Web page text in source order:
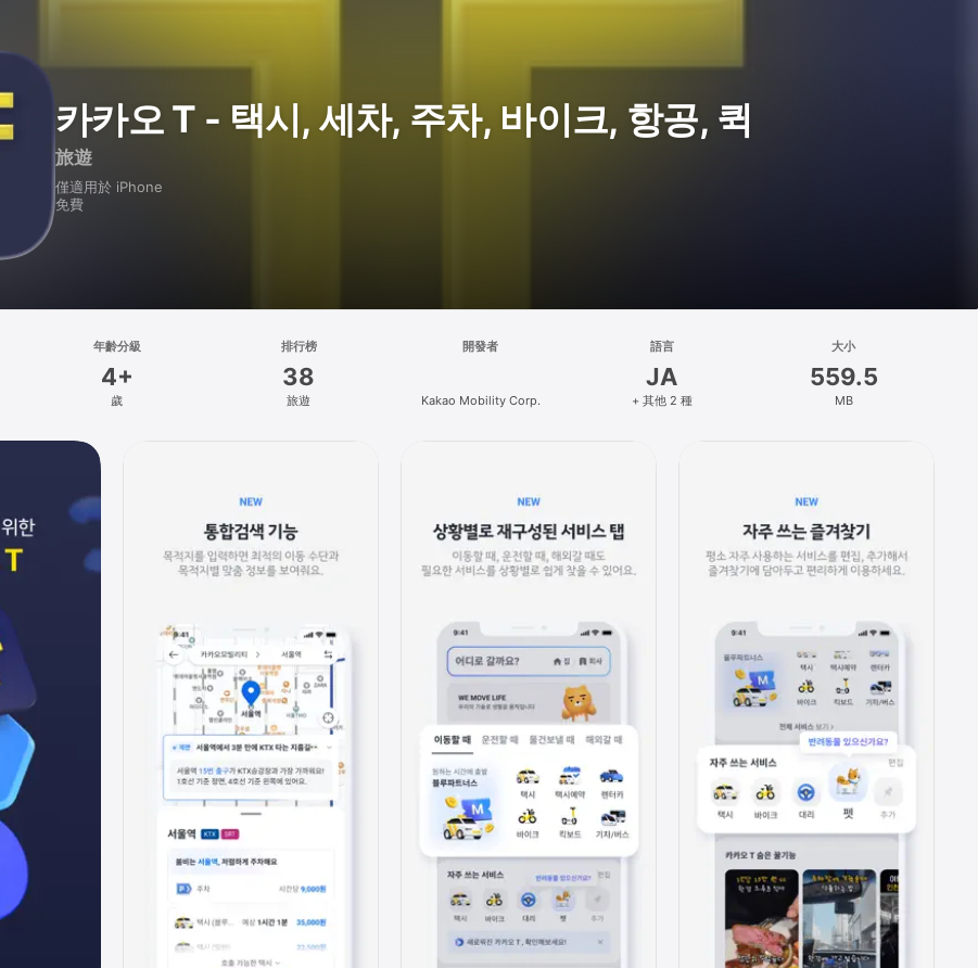
카카오 T - 택시, 세차, 주차, 바이크, 항공, 퀵
旅遊
僅適用於 iPhone
免費
年齡分級
4+
歲
排行榜
38
旅遊
開發者
Kakao Mobility Corp.
語言
JA
+ 其他 2 種
大小
559.5
MB